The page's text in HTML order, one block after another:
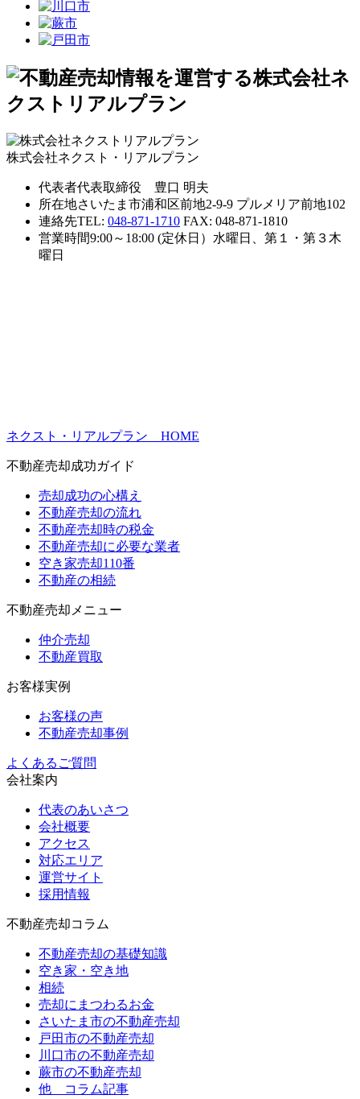
株式会社ネクスト・リアルプラン
代表者代表取締役 豊口 明夫
所在地さいたま市浦和区前地2-9-9 プルメリア前地102
連絡先TEL: 048-871-1710 FAX: 048-871-1810
営業時間9:00～18:00 (定休日）水曜日、第１・第３木
曜日
ネクスト・リアルプラン HOME
不動産売却成功ガイド
売却成功の心構え
不動産売却の流れ
不動産売却時の税金
不動産売却に必要な業者
空き家売却110番
不動産の相続
不動産売却メニュー
仲介売却
不動産買取
お客様実例
お客様の声
不動産売却事例
よくあるご質問
会社案内
代表のあいさつ
会社概要
アクセス
対応エリア
運営サイト
採用情報
不動産売却コラム
不動産売却の基礎知識
空き家・空き地
相続
売却にまつわるお金
さいたま市の不動産売却
戸田市の不動産売却
川口市の不動産売却
蕨市の不動産売却
他 コラム記事